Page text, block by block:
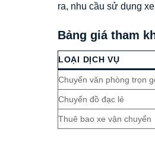
ra, nhu cầu sử dụng
Bảng giá tham
LOẠI DỊCH VỤ
Chuyển văn phòng trọn
Chuyển đồ đạc lẻ
Thuê bao xe vận chuyển